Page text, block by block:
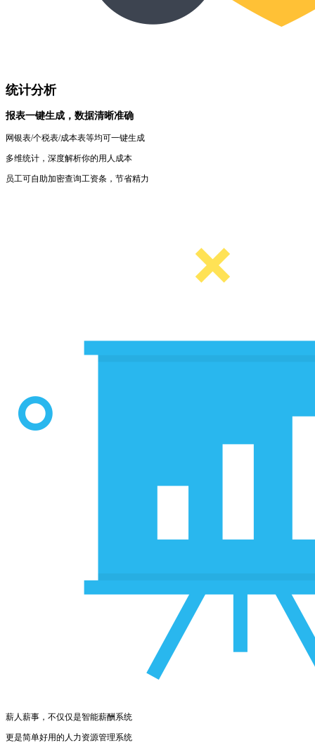
统计分析
报表一键生成，数据清晰准确
网银表/个税表/成本表等均可一键生成
多维统计，深度解析你的用人成本
员工可自助加密查询工资条，节省精力
薪人薪事，不仅仅是智能薪酬系统
更是简单好用的人力资源管理系统